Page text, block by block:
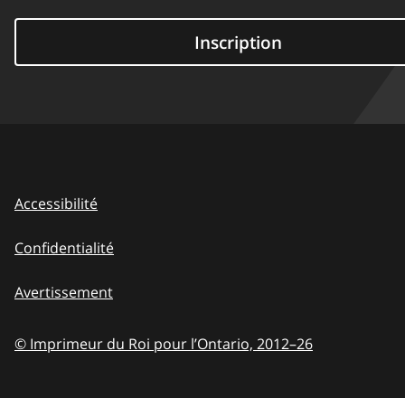
Inscription
Accessibilité
Confidentialité
Avertissement
© Imprimeur du Roi pour l’Ontario, 2012–26